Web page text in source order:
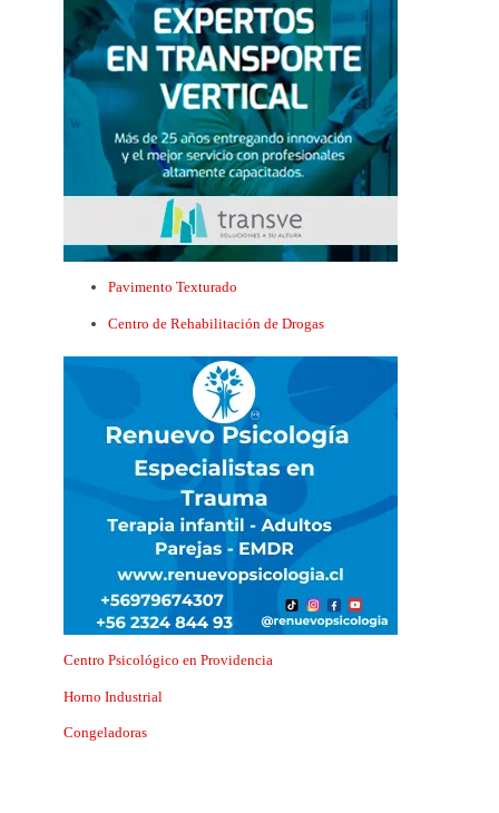
Pavimento Texturado
Centro de Rehabilitación de Drogas
Centro Psicológico en Providencia
Horno Industrial
Congeladoras